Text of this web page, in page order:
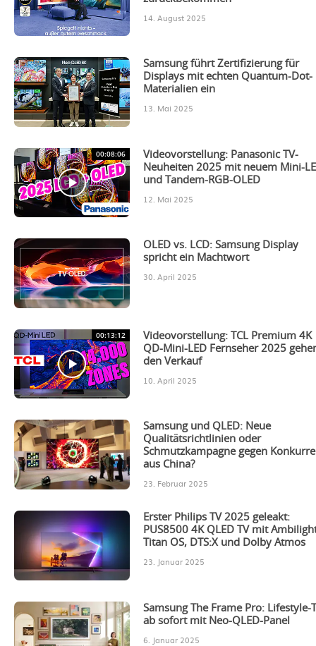
14. August 2025
Samsung führt Zertifizierung für
Displays mit echten Quantum-Dot-
Materialien ein
13. Mai 2025
00:08:06
Videovorstellung: Panasonic TV-
Neuheiten 2025 mit neuem Mini-
und Tandem-RGB-OLED
12. Mai 2025
OLED vs. LCD: Samsung Display
spricht ein Machtwort
30. April 2025
00:13:12
Videovorstellung: TCL Premium 4K
QD-Mini-LED Fernseher 2025
den Verkauf
10. April 2025
Samsung und QLED: Neue
Qualitätsrichtlinien oder
Schmutzkampagne gegen
aus China?
23. Februar 2025
Erster Philips TV 2025 geleakt:
PUS8500 4K QLED TV mit
Titan OS, DTS:X und Dolby Atmos
23. Januar 2025
Samsung The Frame Pro: Lifestyle-
ab sofort mit Neo-QLED-Panel
6. Januar 2025